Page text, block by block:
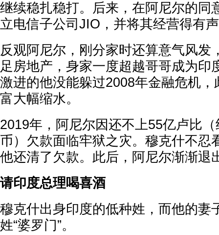
继续稳扎稳打。后来，在阿尼尔的同
立电信子公司JIO，并将其经营得有
反观阿尼尔，刚分家时还算意气风发
足房地产，身家一度超越哥哥成为印
激进的他没能躲过2008年金融危机
富大幅缩水。
2019年，阿尼尔因还不上55亿卢比
币）欠款面临牢狱之灾。穆克什不忍
他还清了欠款。此后，阿尼尔渐渐退
请印度总理喝喜酒
穆克什出身印度的低种姓，而他的妻
姓“婆罗门”。